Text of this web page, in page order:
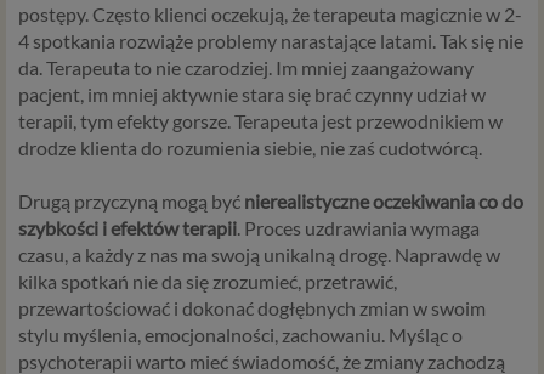
postępy. Często klienci oczekują, że terapeuta magicznie w 2-
4 spotkania rozwiąże problemy narastające latami. Tak się nie
da. Terapeuta to nie czarodziej. Im mniej zaangażowany
pacjent, im mniej aktywnie stara się brać czynny udział w
terapii, tym efekty gorsze. Terapeuta jest przewodnikiem w
drodze klienta do rozumienia siebie, nie zaś cudotwórcą.
Drugą przyczyną mogą być nierealistyczne oczekiwania co do
szybkości i efektów terapii. Proces uzdrawiania wymaga
czasu, a każdy z nas ma swoją unikalną drogę. Naprawdę w
kilka spotkań nie da się zrozumieć, przetrawić,
przewartościować i dokonać dogłębnych zmian w swoim
stylu myślenia, emocjonalności, zachowaniu. Myśląc o
psychoterapii warto mieć świadomość, że zmiany zachodzą